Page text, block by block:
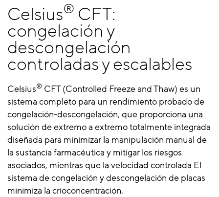
Celsius® CFT:
congelación y
descongelación
controladas y escalables
Celsius® CFT (Controlled Freeze and Thaw) es un
sistema completo para un rendimiento probado de
congelación-descongelación, que proporciona una
solución de extremo a extremo totalmente integrada
diseñada para minimizar la manipulación manual de
la sustancia farmacéutica y mitigar los riesgos
asociados, mientras que la velocidad controlada El
sistema de congelación y descongelación de placas
minimiza la crioconcentración.